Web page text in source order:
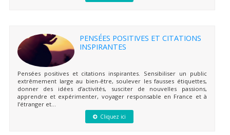
PENSÉES POSITIVES ET CITATIONS
INSPIRANTES
Pensées positives et citations inspirantes. Sensibiliser un public
extrêmement large au bien-être, soulever les fausses étiquettes,
donner des idées d’activités, susciter de nouvelles passions,
apprendre et expérimenter, voyager responsable en France et à
l’étranger et...
Cliquez ici